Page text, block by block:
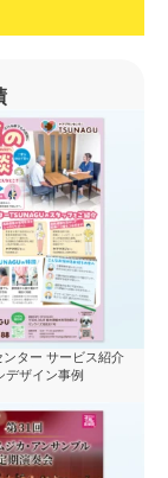
ター サービス紹介
デザイン事例